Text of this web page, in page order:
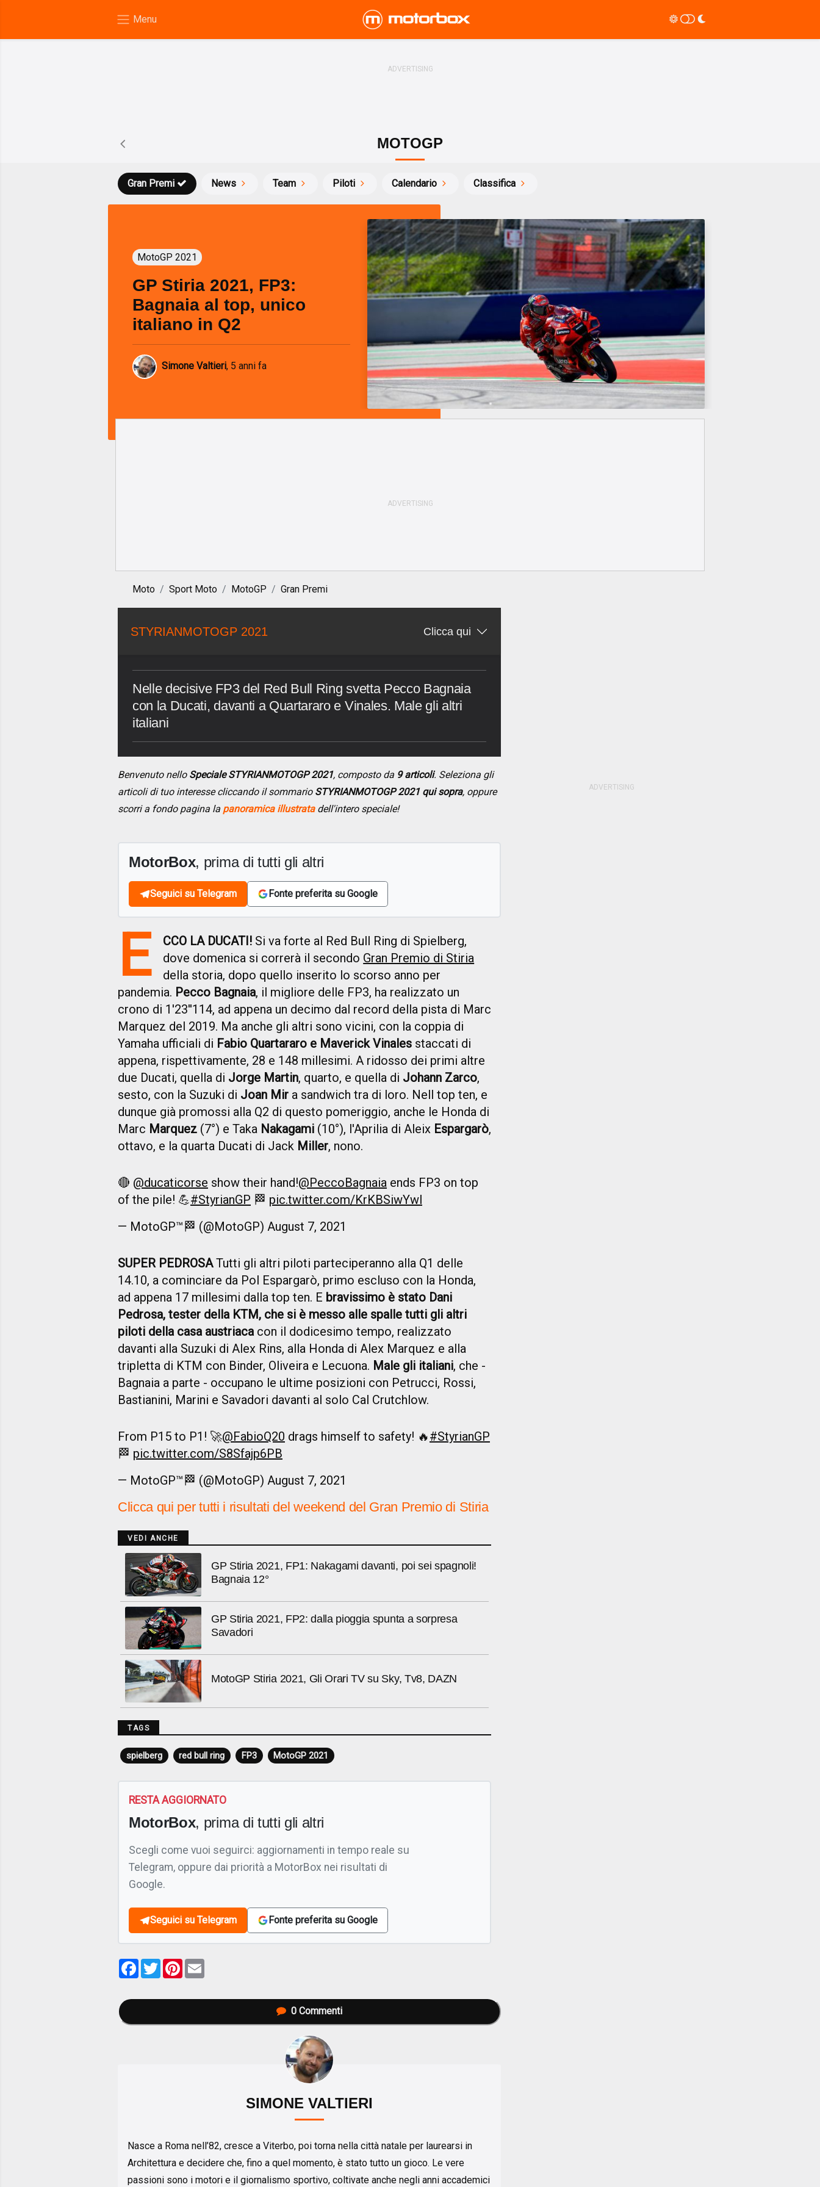
MOTOGP
News
Gran Premi Team Piloti Calendario Classifica
MotoGP 2021
GP Stiria 2021, FP3:
Bagnaia al top, unico
italiano in Q2
Simone Valtieri, 5 anni fa
Moto Sport Moto MotoGP Gran Premi
STYRIANMOTOGP 2021 Clicca qui
Nelle decisive FP3 del Red Bull Ring svetta Pecco Bagnaia
con la Ducati, davanti a Quartararo e Vinales. Male gli altri
italiani
Benvenuto nello Speciale STYRIANMOTOGP 2021, composto da 9 articoli. Seleziona gli
articoli di tuo interesse cliccando il sommario STYRIANMOTOGP 2021 qui sopra, oppure
scorri a fondo pagina la panoramica illustratadell'intero speciale!
MotorBox, prima di tutti gli altri
Seguici su Telegram Fonte preferita su Google
E CCO LA DUCATI! Si va forte al Red Bull Ring di Spielberg,
dove domenica si correrà il secondo Gran Premio di Stiria
della storia, dopo quello inserito lo scorso anno per
pandemia. Pecco Bagnaia, il migliore delle FP3, ha realizzato un
crono di 1'23''114, ad appena un decimo dal record della pista di Marc
Marquez del 2019. Ma anche gli altri sono vicini, con la coppia di
Yamaha ufficiali di Fabio Quartararo e Maverick Vinales staccati di
appena, rispettivamente, 28 e 148 millesimi. A ridosso dei primi altre
due Ducati, quella di Jorge Martin, quarto, e quella di Johann Zarco,
sesto, con la Suzuki di Joan Mir a sandwich tra di loro. Nell top ten, e
dunque già promossi alla Q2 di questo pomeriggio, anche le Honda di
Marc Marquez (7°) e Taka Nakagami (10°), l'Aprilia di Aleix Espargarò,
ottavo, e la quarta Ducati di Jack Miller, nono.
🔴 @ducaticorse show their hand!@PeccoBagnaia ends FP3 on top
of the pile! 💪#StyrianGP 🏁 pic.twitter.com/KrKBSiwYwl
— MotoGP™🏁 (@MotoGP) August 7, 2021
SUPER PEDROSATutti gli altri piloti parteciperanno alla Q1 delle
14.10, a cominciare da Pol Espargarò, primo escluso con la Honda,
ad appena 17 millesimi dalla top ten. E bravissimo è stato Dani
Pedrosa, tester della KTM, che si è messo alle spalle tutti gli altri
piloti della casa austriacacon il dodicesimo tempo, realizzato
davanti alla Suzuki di Alex Rins, alla Honda di Alex Marquez e alla
tripletta di KTM con Binder, Oliveira e Lecuona. Male gli italiani, che -
Bagnaia a parte - occupano le ultime posizioni con Petrucci, Rossi,
Bastianini, Marini e Savadori davanti al solo Cal Crutchlow.
From P15 to P1! 🚀@FabioQ20 drags himself to safety! 🔥#StyrianGP
🏁 pic.twitter.com/S8Sfajp6PB
— MotoGP™🏁 (@MotoGP) August 7, 2021
Clicca qui per tutti i risultati del weekend del Gran Premio di Stiria
VEDI ANCHE
GP Stiria 2021, FP1: Nakagami davanti, poi sei spagnoli!
Bagnaia 12°
GP Stiria 2021, FP2: dalla pioggia spunta a sorpresa
Savadori
MotoGP Stiria 2021, Gli Orari TV su Sky, Tv8, DAZN
TAGS
spielberg red bull ring FP3 MotoGP 2021
RESTA AGGIORNATO
MotorBox, prima di tutti gli altri
Scegli come vuoi seguirci: aggiornamenti in tempo reale su
Telegram, oppure dai priorità a MotorBox nei risultati di
Google.
Seguici su Telegram Fonte preferita su Google
Facebook
TwitterPinterest
0 Commenti
SIMONE VALTIERI
Nasce a Roma nell’82, cresce a Viterbo, poi torna nella città natale per laurearsi in
Architettura e decidere che, fino a quel momento, è stato tutto un gioco. Le vere
passioni sono i motori e il giornalismo sportivo, coltivate anche negli anni accademici